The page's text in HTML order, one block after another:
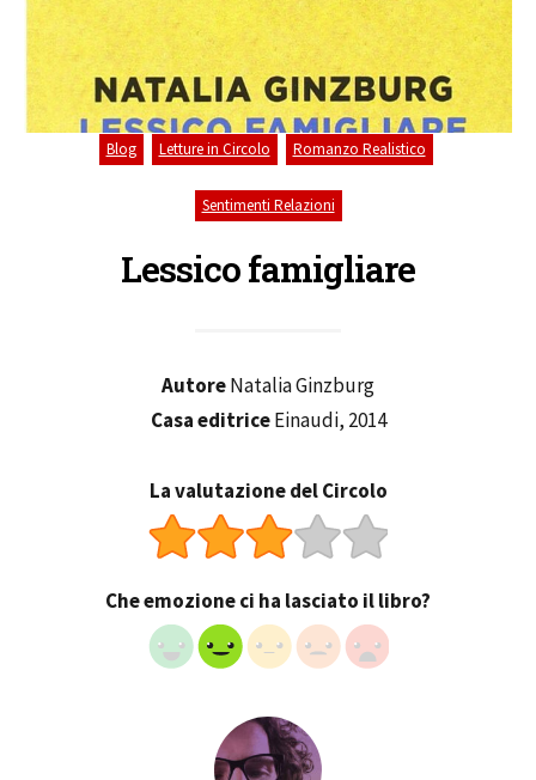
Blog Letture in Circolo Romanzo Realistico
Sentimenti Relazioni
Lessico famigliare
AutoreNatalia Ginzburg
Casa editriceEinaudi, 2014
La valutazione del Circolo
Che emozione ci ha lasciato il libro?